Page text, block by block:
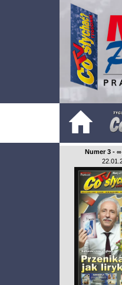
Numer 3 -